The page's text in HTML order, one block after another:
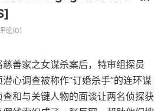
论(0)
善家之女谋杀案后，特审组探员
心调查被称作“订婚杀手”的连环谋
和与关键人物的面谈让两名侦探获